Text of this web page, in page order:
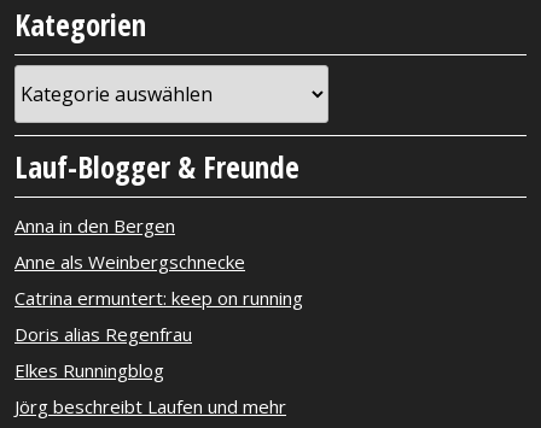
Kategorien
Lauf-Blogger & Freunde
Anna in den Bergen
Anne als Weinbergschnecke
Catrina ermuntert: keep on running
Doris alias Regenfrau
Elkes Runningblog
Jörg beschreibt Laufen und mehr